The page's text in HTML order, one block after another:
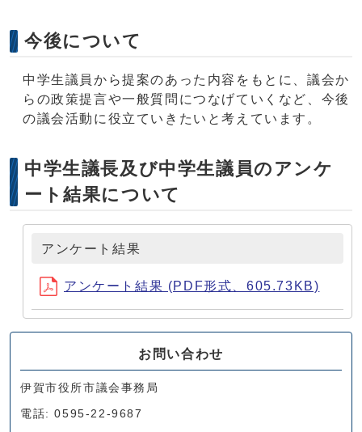
今後について
中学生議員から提案のあった内容をもとに、議会か
らの政策提言や一般質問につなげていくなど、今後
の議会活動に役立ていきたいと考えています。
中学生議長及び中学生議員のアンケ
ート結果について
アンケート結果
アンケート結果 (PDF形式、605.73KB)
お問い合わせ
伊賀市役所市議会事務局
電話: 0595-22-9687